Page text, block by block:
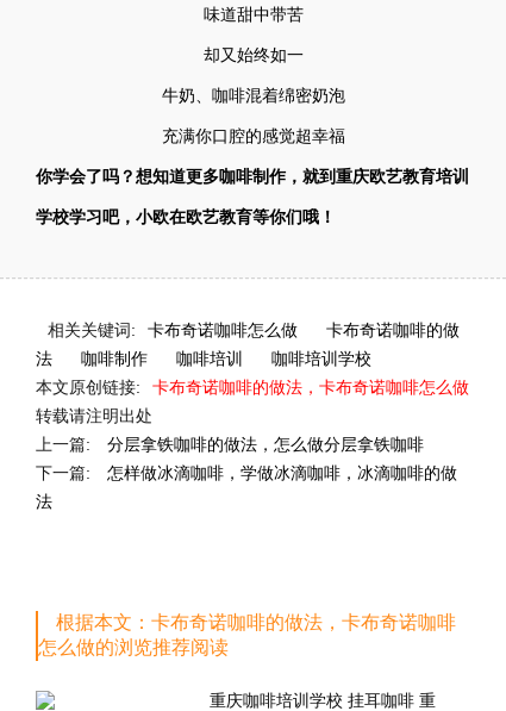
味道甜中带苦
却又始终如一
牛奶、咖啡混着绵密奶泡
充满你口腔的感觉超幸福
你学会了吗？想知道更多咖啡制作， 就到重庆欧艺教育培训
学校学习吧，小欧在欧艺教育等你们哦 ！
相关关键词: 卡布奇诺咖啡怎么做
卡布奇诺咖啡的做
法
咖啡制作 咖啡培训
咖啡培训学校
本文原创链接:
卡布奇诺咖啡的做法，卡布奇诺咖啡怎么做
转载请注明出处
上一篇:
分层拿铁咖啡的做法，怎么做分层拿铁咖啡
下一篇:
怎样做冰滴咖啡，学做冰滴咖啡，冰滴咖啡的做
法
根据本文：卡布奇诺咖啡的做法，卡布奇诺咖啡
怎么做的浏览推荐阅读
重庆咖啡培训学校 挂耳咖啡 重